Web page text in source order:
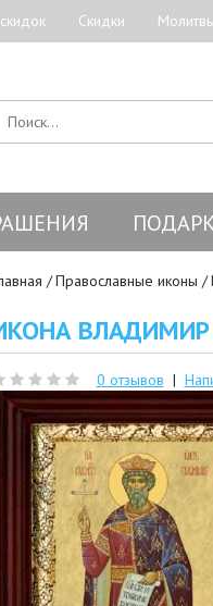
Скидки
Православные иконы
ВЛАДИМИР
0 отзывов |